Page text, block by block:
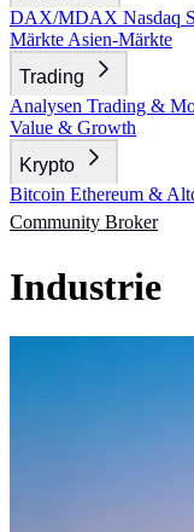
DAX/MDAX Nasdaq
Märkte Asien-Märkte
Trading
Analysen Trading &
Value & Growth
Krypto
Bitcoin Ethereum &
Community Broker
Industrie